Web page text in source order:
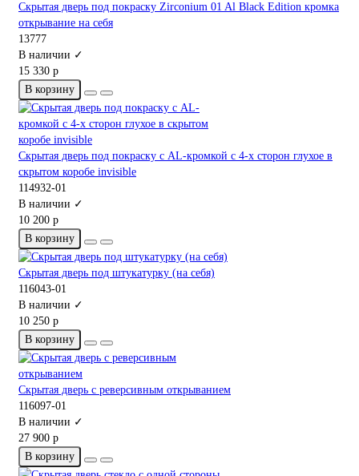
Скрытая дверь под покраску Zirconium 01 Al Black Edition кромка
открывание на себя
13777
В наличии ✓
15 330 р
В корзину
Скрытая дверь под покраску с AL-кромкой c 4-х сторон глухое в
скрытом коробе invisible
114932-01
В наличии ✓
10 200 р
В корзину
Скрытая дверь под штукатурку (на себя)
116043-01
В наличии ✓
10 250 р
В корзину
Скрытая дверь с реверсивным открыванием
116097-01
В наличии ✓
27 900 р
В корзину